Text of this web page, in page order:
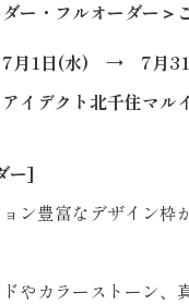
ダー・フルオーダー
7月1日(水) → 7月
イデクト北千住マル
ー]
ン豊富なデザイン枠
やカラーストーン、